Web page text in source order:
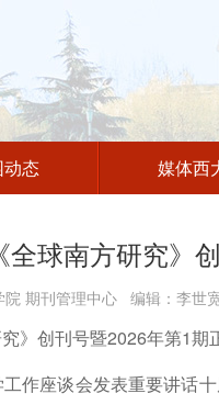
态 媒体西
《全球南方研究》
院 期刊管理中心 编辑：李
》创刊号暨2026年第1期
作座谈会发表重要讲话